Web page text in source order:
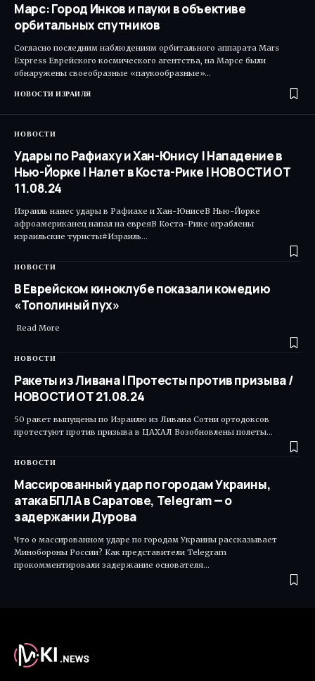
Марс: Город Инков и пауки в объективе
орбитальных спутников
Согласно последним наблюдениям орбитального аппарата Mars
Express Еврейского космического агентства, на Марсе были
обнаружены своеобразные «паукообразные»…
НОВОСТИ ИЗРАИЛЯ
НОВОСТИ
Удары по Рафиаху и Хан-Юнису | Нападение в
Нью-Йорке | Налет в Коста-Рике | НОВОСТИ ОТ
11.08.24
Израиль нанес удары в Рафиахе и Хан-ЮнисеВ Нью-Йорке
афроамериканец напал на евреяВ Коста-Рике ограблены
израильские туристы#Израиль…
НОВОСТИ
В Еврейском киноклубе показали комедию
«Тополиный пух»
Read More ​
НОВОСТИ
Ракеты из Ливана | Протесты против призыва /
НОВОСТИ ОТ 21.08.24
50 ракет выпущены по Израилю из Ливана Сотни ортодоксов
протестуют против призыва в ЦАХАЛ Возобновлены полеты…
НОВОСТИ
Массированный удар по городам Украины,
атака БПЛА в Саратове, Telegram — о
задержании Дурова
Что о массированном ударе по городам Украины рассказывает
Минобороны России? Как представители Telegram
прокомментировали задержание основателя…